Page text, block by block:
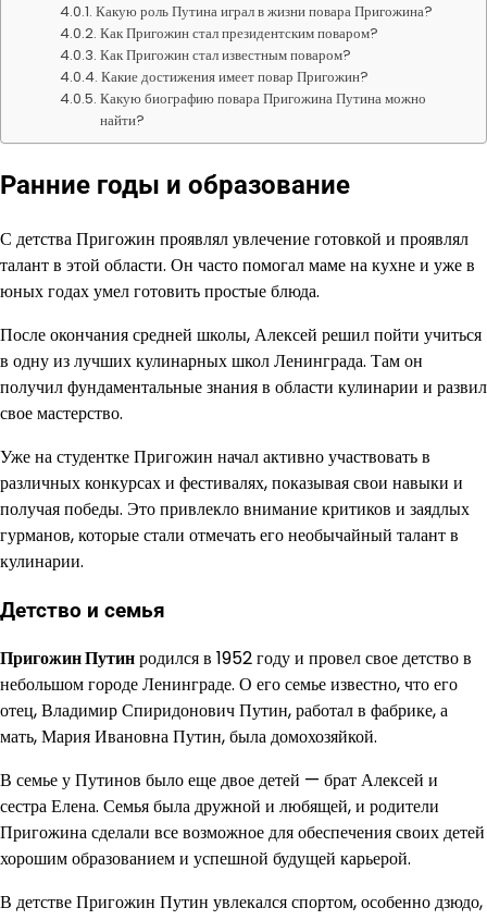
Какую роль Путина играл в жизни повара Пригожина?
Как Пригожин стал президентским поваром?
Как Пригожин стал известным поваром?
Какие достижения имеет повар Пригожин?
Какую биографию повара Пригожина Путина можно
найти?
Ранние годы и образование
С детства Пригожин проявлял увлечение готовкой и проявлял
талант в этой области. Он часто помогал маме на кухне и уже в
юных годах умел готовить простые блюда.
После окончания средней школы, Алексей решил пойти учиться
в одну из лучших кулинарных школ Ленинграда. Там он
получил фундаментальные знания в области кулинарии и развил
свое мастерство.
Уже на студентке Пригожин начал активно участвовать в
различных конкурсах и фестивалях, показывая свои навыки и
получая победы. Это привлекло внимание критиков и заядлых
гурманов, которые стали отмечать его необычайный талант в
кулинарии.
Детство и семья
Пригожин Путинродился в 1952 году и провел свое детство в
небольшом городе Ленинграде. О его семье известно, что его
отец, Владимир Спиридонович Путин, работал в фабрике, а
мать, Мария Ивановна Путин, была домохозяйкой.
В семье у Путинов было еще двое детей — брат Алексей и
сестра Елена. Семья была дружной и любящей, и родители
Пригожина сделали все возможное для обеспечения своих детей
хорошим образованием и успешной будущей карьерой.
В детстве Пригожин Путин увлекался спортом, особенно дзюдо,